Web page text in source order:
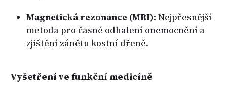
Magnetická rezonance (MRI): Nejpřesnější
metoda pro časné odhalení onemocnění a
zjištění zánětu kostní dřeně.
Vyšetření ve funkční medicíně